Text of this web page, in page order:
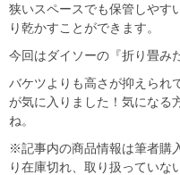
狭いスペースでも保管しやす
り乾かすことができます。
今回はダイソーの『折り畳み
バケツよりも高さが抑えられ
が気に入りました！気になる
ね。
※記事内の商品情報は筆者購
り在庫切れ、取り扱っていな